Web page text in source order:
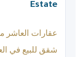
Estate
عقارات
شقق للبيع في